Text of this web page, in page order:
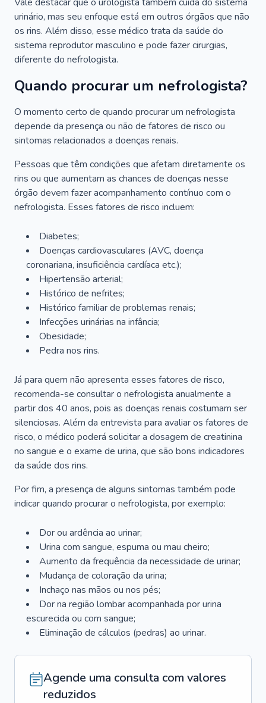
urinário, mas seu enfoque está em outros órgãos que não
os rins. Além disso, esse médico trata da saúde do
sistema reprodutor masculino e pode fazer cirurgias,
diferente do nefrologista.
Quando procurar um nefrologista?
O momento certo de quando procurar um nefrologista
depende da presença ou não de fatores de risco ou
sintomas relacionados a doenças renais.
Pessoas que têm condições que afetam diretamente os
rins ou que aumentam as chances de doenças nesse
órgão devem fazer acompanhamento contínuo com o
nefrologista. Esses fatores de risco incluem:
Diabetes;
Doenças cardiovasculares (AVC, doença
coronariana, insuficiência cardíaca etc.);
Hipertensão arterial;
Histórico de nefrites;
Histórico familiar de problemas renais;
Infecções urinárias na infância;
Obesidade;
Pedra nos rins.
Já para quem não apresenta esses fatores de risco,
recomenda-se consultar o nefrologista anualmente a
partir dos 40 anos, pois as doenças renais costumam ser
silenciosas. Além da entrevista para avaliar os fatores de
risco, o médico poderá solicitar a dosagem de creatinina
no sangue e o exame de urina, que são bons indicadores
da saúde dos rins.
Por fim, a presença de alguns sintomas também pode
indicar quando procurar o nefrologista, por exemplo:
Dor ou ardência ao urinar;
Urina com sangue, espuma ou mau cheiro;
Aumento da frequência da necessidade de urinar;
Mudança de coloração da urina;
Inchaço nas mãos ou nos pés;
Dor na região lombar acompanhada por urina
escurecida ou com sangue;
Eliminação de cálculos (pedras) ao urinar.
Agende uma consulta com valores
reduzidos